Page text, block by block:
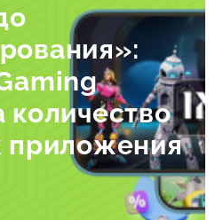
количество
приложения